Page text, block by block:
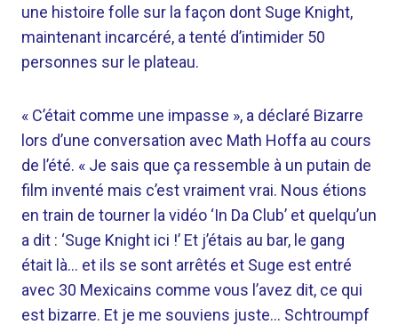
une histoire folle sur la façon dont Suge Knight,
maintenant incarcéré, a tenté d’intimider 50
personnes sur le plateau.
« C’était comme une impasse », a déclaré Bizarre
lors d’une conversation avec Math Hoffa au cours
de l’été. « Je sais que ça ressemble à un putain de
film inventé mais c’est vraiment vrai. Nous étions
en train de tourner la vidéo ‘In Da Club’ et quelqu’un
a dit : ‘Suge Knight ici !’ Et j’étais au bar, le gang
était là… et ils se sont arrêtés et Suge est entré
avec 30 Mexicains comme vous l’avez dit, ce qui
est bizarre. Et je me souviens juste… Schtroumpf